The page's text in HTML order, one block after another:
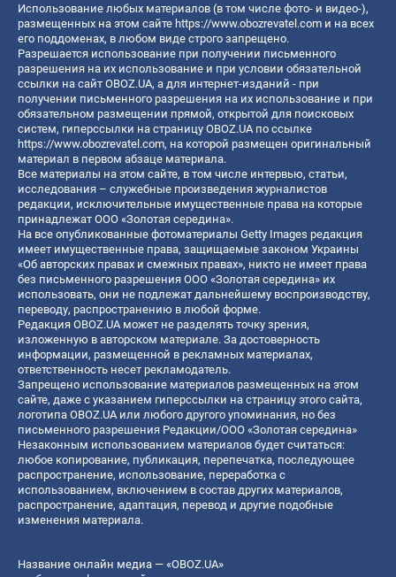
Использование любых материалов (в том числе фото- и видео-),
размещенных на этом сайте https://www.obozrevatel.com и на всех
его поддоменах, в любом виде строго запрещено.
Разрешается использование при получении письменного
разрешения на их использование и при условии обязательной
ссылки на сайт OBOZ.UA, а для интернет-изданий - при
получении письменного разрешения на их использование и при
обязательном размещении прямой, открытой для поисковых
систем, гиперссылки на страницу OBOZ.UA по ссылке
https://www.obozrevatel.com, на которой размещен оригинальный
материал в первом абзаце материала.
Все материалы на этом сайте, в том числе интервью, статьи,
исследования – служебные произведения журналистов
редакции, исключительные имущественные права на которые
принадлежат ООО «Золотая середина».
На все опубликованные фотоматериалы Getty Images редакция
имеет имущественные права, защищаемые законом Украины
«Об авторских правах и смежных правах», никто не имеет права
без письменного разрешения ООО «Золотая середина» их
использовать, они не подлежат дальнейшему воспроизводству,
переводу, распространению в любой форме.
Редакция OBOZ.UA может не разделять точку зрения,
изложенную в авторском материале. За достоверность
информации, размещенной в рекламных материалах,
ответственность несет рекламодатель.
Запрещено использование материалов размещенных на этом
сайте, даже с указанием гиперссылки на страницу этого сайта,
логотипа OBOZ.UA или любого другого упоминания, но без
письменного разрешения Редакции/ООО «Золотая середина»
Незаконным использованием материалов будет считаться:
любое копирование, публикация, перепечатка, последующее
распространение, использование, переработка с
использованием, включением в состав других материалов,
распространение, адаптация, перевод и другие подобные
изменения материала.
Название онлайн медиа — «OBOZ.UA»